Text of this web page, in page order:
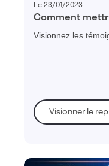
Le 23/01/2023
Comment
dans votre
Visionnez les
Visionner le